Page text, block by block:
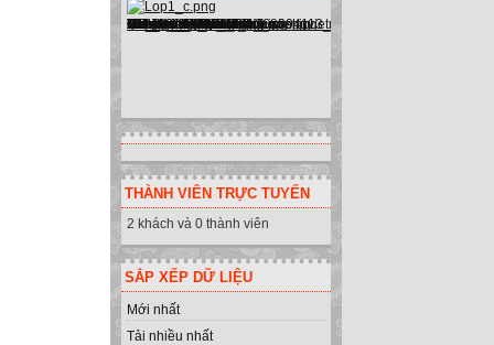
THÀNH VIÊN TRỰC TUYẾN
2 khách và 0 thành viên
SẮP XẾP DỮ LIỆU
Mới nhất
Tải nhiều nhất